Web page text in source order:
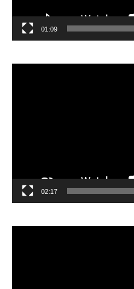
01:09
02:17